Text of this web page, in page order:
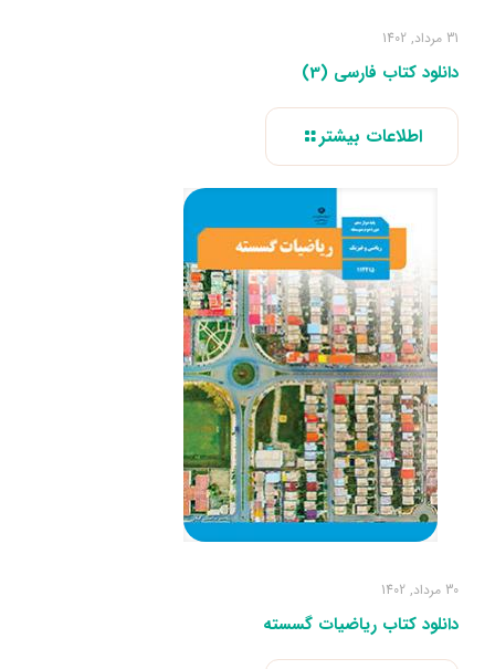
31 مرداد, 1402
دانلود کتاب فارسی (3)
اطلاعات بیشتر
30 مرداد, 1402
دانلود کتاب ریاضیات گسسته